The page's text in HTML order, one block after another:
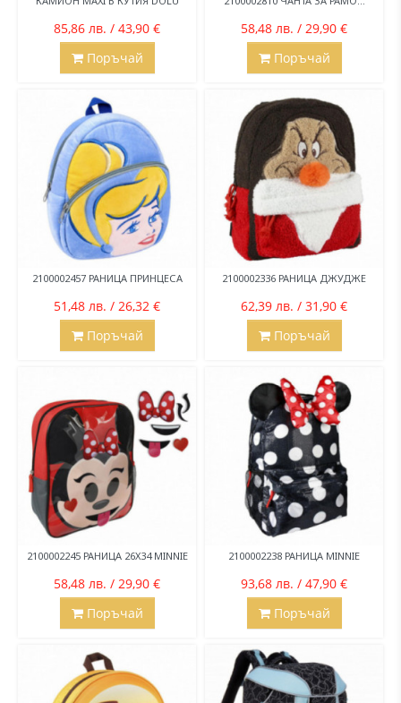
85,86 лв. / 43,90 €
Поръчай
58,48 лв. / 29,90 €
Поръчай
2100002457 РАНИЦА ПРИНЦЕСА
51,48 лв. / 26,32 €
Поръчай
2100002336 РАНИЦА ДЖУДЖЕ
62,39 лв. / 31,90 €
Поръчай
2100002245 РАНИЦА 26Х34 MINNIE
58,48 лв. / 29,90 €
Поръчай
2100002238 РАНИЦА MINNIE
93,68 лв. / 47,90 €
Поръчай